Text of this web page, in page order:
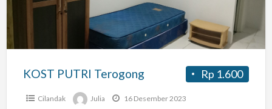
Rp 1.600
KOST PUTRI Terogong
Cilandak Julia 16 Desember 2023